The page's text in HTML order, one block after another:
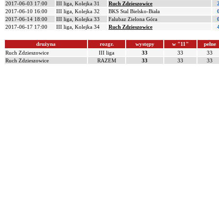
2017-06-03 17:00
III liga, Kolejka 31 Ruch Zdzieszowice
2017-06-10 16:00
III liga, Kolejka 32 BKS Stal Bielsko-Biała
2017-06-14 18:00
III liga, Kolejka 33 Falubaz Zielona Góra
2017-06-17 17:00
III liga, Kolejka 34 Ruch Zdzieszowice
drużyna rozgr. występy w "11"
pełne
Ruch Zdzieszowice
III liga 33 33
33
Ruch Zdzieszowice
RAZEM 33 33 33